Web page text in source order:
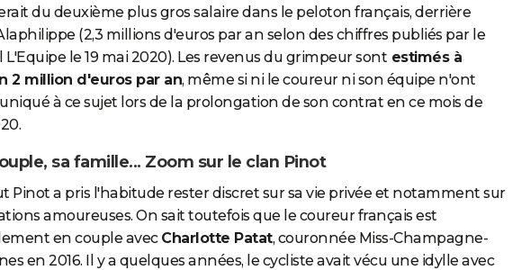
du deuxième plus gros salaire dans le peloton français, derrière
(2,3 millions d'euros par an selon des chiffres publiés par le
L'Equipe le 19 mai 2020). Les revenus du grimpeur sont estimés à
2 million d'euros par an, même si ni le coureur ni son équipe n'ont
à ce sujet lors de la prolongation de son contrat en ce mois de
sa famille... Zoom sur le clan Pinot
Pinot a pris l'habitude rester discret sur sa vie privée et notamment sur
amoureuses. On sait toutefois que le coureur français est
en couple avec Charlotte Patat, couronnée Miss-Champagne-
en 2016. Il y a quelques années, le cycliste avait vécu une idylle avec